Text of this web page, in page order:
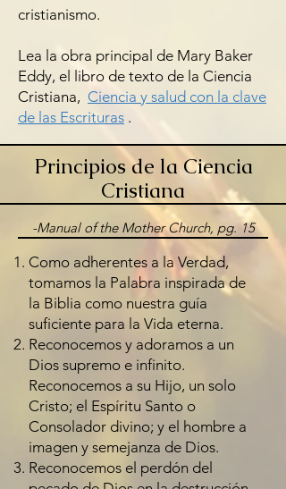
cristianismo.
Lea la obra principal de Mary Baker
Eddy, el libro de texto de la Ciencia
Cristiana, Ciencia y salud con la clave
de las Escrituras .
Principios de la Ciencia
Cristiana
-Manual of the Mother Church, pg. 15
Como adherentes a la Verdad,
tomamos la Palabra inspirada de
la Biblia como nuestra guía
suficiente para la Vida eterna.
Reconocemos y adoramos a un
Dios supremo e infinito.
Reconocemos a su Hijo, un solo
Cristo; el Espíritu Santo o
Consolador divino; y el hombre a
imagen y semejanza de Dios.
Reconocemos el perdón del